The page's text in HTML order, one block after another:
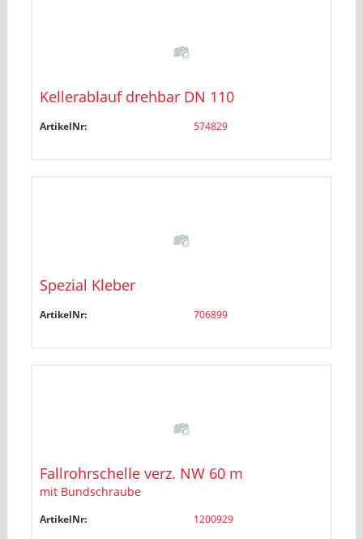
Kellerablauf drehbar DN 110
ArtikelNr: 574829
Spezial Kleber
ArtikelNr: 706899
Fallrohrschelle verz. NW 60 m
mit Bundschraube
ArtikelNr: 1200929